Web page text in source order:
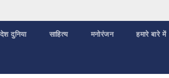
देश दुनिया साहित्य मनोरंजन हमारे बारे में